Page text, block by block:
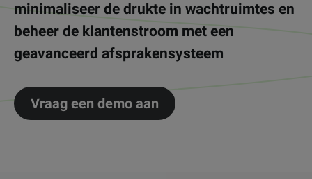
minimaliseer de drukte in wachtruimtes en
beheer de klantenstroom met een
geavanceerd afsprakensysteem
Vraag een demo aan